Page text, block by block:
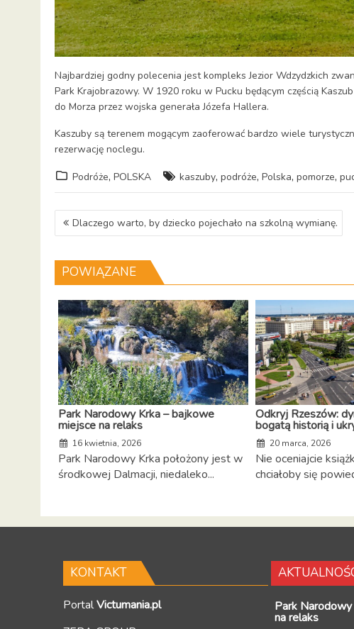
Najbardziej godny polecenia jest kompleks Jezior Wdzydzkich
Park Krajobrazowy. W 1920 roku w Pucku będącym częścią
do Morza przez wojska generała Józefa Hallera.
Kaszuby są terenem mogącym zaoferować bardzo wiele
rezerwację noclegu.
Podróże, POLSKA kaszuby, podróże, Polska, pomorze,
Nawigacja
wpisu
Dlaczego warto, by dziecko pojechało na szkolną wymianę.
POWIĄZANE
Park Narodowy Krka – bajkowe
miejsce na relaks
16 kwietnia, 2026
Park Narodowy Krka położony jest w
środkowej Dalmacji, niedaleko...
Odkryj Rzeszów:
bogatą historią i
20 marca, 2026
Nie oceniajcie
chciałoby się
KONTAKT
PortalVictumania.pl
Park
na relaks